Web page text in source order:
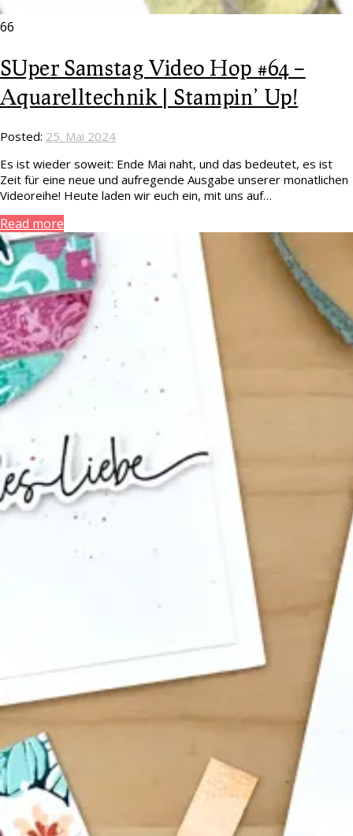
66
SUper Samstag Video Hop #64 –
Aquarelltechnik | Stampin’ Up!
Posted: 25. Mai 2024
Es ist wieder soweit: Ende Mai naht, und das bedeutet, es ist
Zeit für eine neue und aufregende Ausgabe unserer monatlichen
Videoreihe! Heute laden wir euch ein, mit uns auf…
Read more